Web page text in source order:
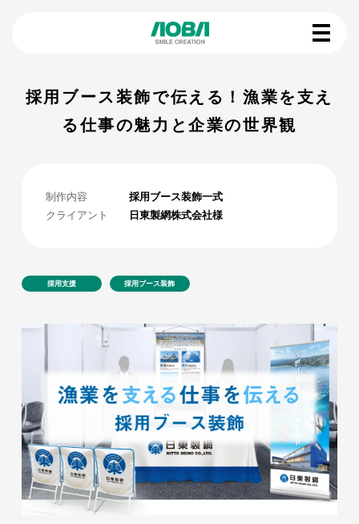
採用ブース装飾で伝える！漁業を支え
る仕事の魅力と企業の世界観
制作内容
採用ブース装飾一式
クライアント
日東製網株式会社様
採用支援 採用ブース装飾